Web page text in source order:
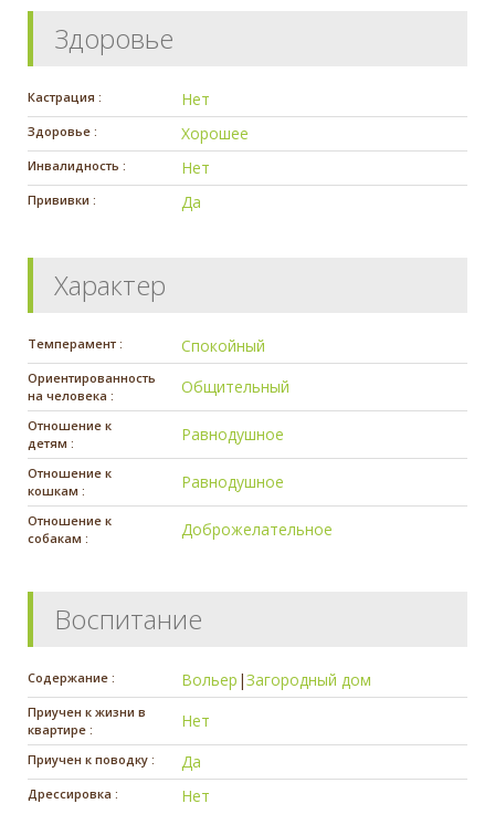
Здоровье
Кастрация : Нет
Здоровье : Хорошее
Инвалидность : Нет
Прививки : Да
Характер
Темперамент : Спокойный
Ориентированность
на человека :
Общительный
Отношение к
детям :
Равнодушное
Отношение к
кошкам :
Равнодушное
Отношение к
собакам :
Доброжелательное
Воспитание
Содержание : Вольер |Загородный дом
Приучен к жизни в
квартире :
Нет
Приучен к поводку : Да
Дрессировка : Нет